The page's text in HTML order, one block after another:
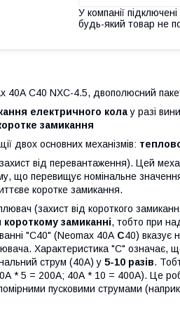
У компанії
будь-який товар не
40А С40 NXC-4.5, двополюсний
електричного колау разі
замикання
двох основних механізмів:
від перевантаження). Цей
що перевищує номінальне
коротке замикання.
(захист від короткого
короткому замиканні, тобто при
"С40" (Neomax 40А С40) вказує
Характеристика "С" означає,
струм (40А) у 5-10 разів.
* 5 = 200А; 40А * 10 = 400А). Це
пусковими струмами